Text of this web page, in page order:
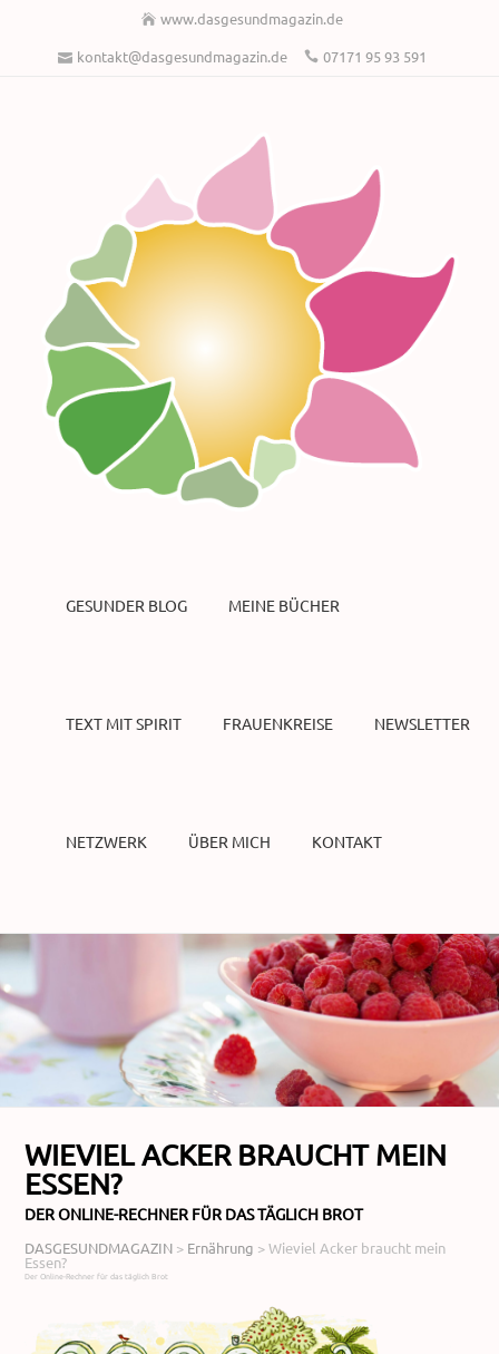
www.dasgesundmagazin.de
kontakt@dasgesundmagazin.de
07171 95 93 591
GESUNDER BLOG MEINE BÜCHER
TEXT MIT SPIRIT FRAUENKREISE NEWSLETTER
NETZWERK ÜBER MICH KONTAKT
WIEVIEL ACKER BRAUCHT MEIN
ESSEN?
DER ONLINE-RECHNER FÜR DAS TÄGLICH BROT
DASGESUNDMAGAZIN > Ernährung >Wieviel Acker braucht mein
Essen?
Der Online-Rechner für das täglich Brot